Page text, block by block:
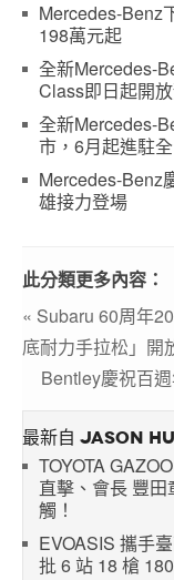
Mercedes-Benz
198萬元起
全新Mercedes-
Class即日起開
全新Mercedes-
市，6月起進駐
Mercedes-
雄接力登場
此分類更多內容：
« Subaru 60周年
底耐力手拉松」開
Bentley慶祝百
最新自 JASON HU
TOYOTA
直擊、會長 豐
觸！
EVOASIS 攜手
批 6 站 18 槍